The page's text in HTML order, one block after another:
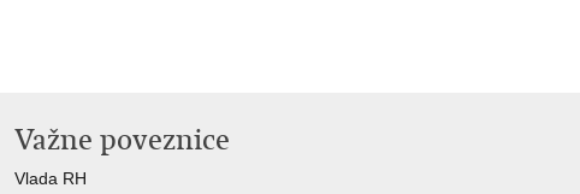
Važne poveznice
Vlada RH